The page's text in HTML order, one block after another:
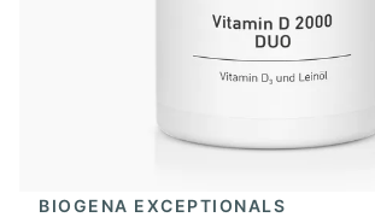
BIOGENA EXCEPTIONALS